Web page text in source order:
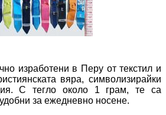
изработени в Перу от текстил и
вяра, символизирайки
С тегло около 1 грам, те са
за ежедневно носене.